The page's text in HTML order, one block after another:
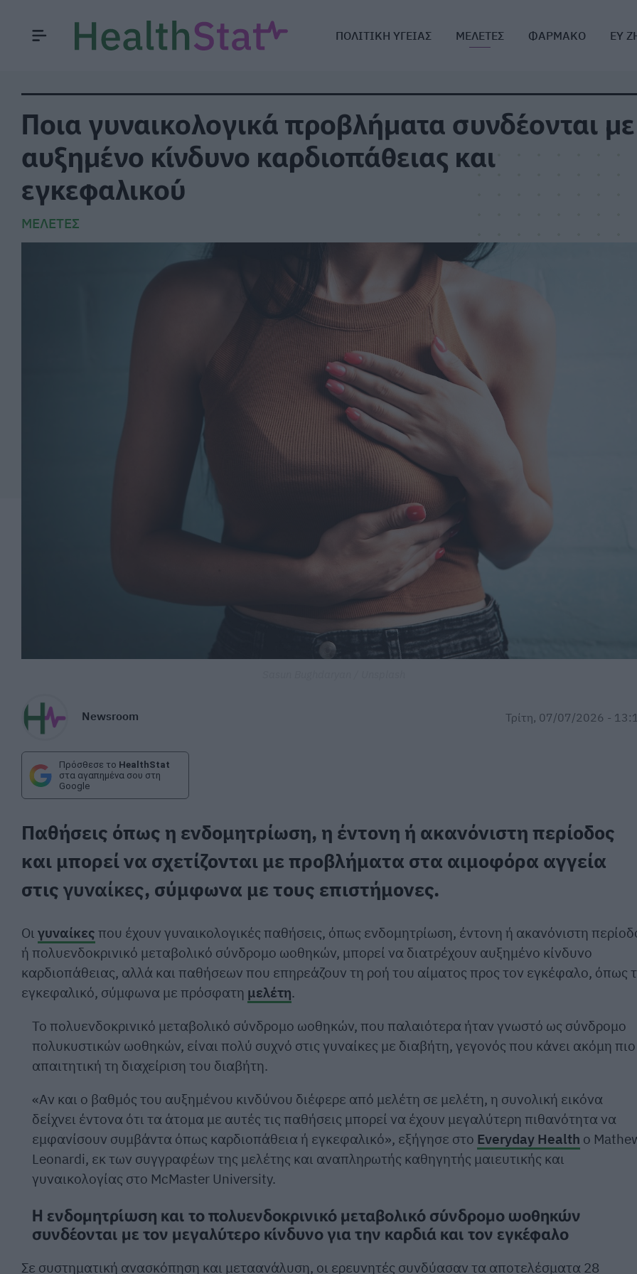
ΠΟΛΙΤΙΚΗ ΥΓΕΙΑΣ ΜΕΛΕΤΕΣ ΦΑΡΜΑΚΟ ΕΥ
Ποια γυναικολογικά προβλήματα συνδέονται με
αυξημένο κίνδυνο καρδιοπάθειας και
εγκεφαλικού
ΜΕΛΈΤΕΣ
Newsroom Τρίτη, 07/07/2026 -
Πρόσθεσε το HealthStat
στα αγαπημένα σου στη
Google
Παθήσεις όπως η ενδομητρίωση, η έντονη ή ακανόνιστη περίοδος
και μπορεί να σχετίζονται με προβλήματα στα αιμοφόρα αγγεία
στις γυναίκες, σύμφωνα με τους επιστήμονες.
Οι γυναίκες που έχουν γυναικολογικές παθήσεις, όπως ενδομητρίωση, έντονη ή ακανόνιστη
ή πολυενδοκρινικό μεταβολικό σύνδρομο ωοθηκών, μπορεί να διατρέχουν αυξημένο κίνδυνο
καρδιοπάθειας, αλλά και παθήσεων που επηρεάζουν τη ροή του αίματος προς τον εγκέφαλο, όπως
εγκεφαλικό, σύμφωνα με πρόσφατη μελέτη.
Το πολυενδοκρινικό μεταβολικό σύνδρομο ωοθηκών, που παλαιότερα ήταν γνωστό ως σύνδρομο
πολυκυστικών ωοθηκών, είναι πολύ συχνό στις γυναίκες με διαβήτη, γεγονός που κάνει ακόμη πιο
απαιτητική τη διαχείριση του διαβήτη.
«Αν και ο βαθμός του αυξημένου κινδύνου διέφερε από μελέτη σε μελέτη, η συνολική εικόνα
δείχνει έντονα ότι τα άτομα με αυτές τις παθήσεις μπορεί να έχουν μεγαλύτερη πιθανότητα να
εμφανίσουν συμβάντα όπως καρδιοπάθεια ή εγκεφαλικό», εξήγησε στο Everyday Health ο
Leonardi, εκ των συγγραφέων της μελέτης και αναπληρωτής καθηγητής μαιευτικής και
γυναικολογίας στο McMaster University.
Η ενδομητρίωση και το πολυενδοκρινικό μεταβολικό σύνδρομο ωοθηκών
συνδέονται με τον μεγαλύτερο κίνδυνο για την καρδιά και τον εγκέφαλο
Σε συστηματική ανασκόπηση και μεταανάλυση, οι ερευνητές συνδύασαν τα αποτελέσματα 28